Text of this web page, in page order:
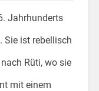
Jahrhunderts
Sie ist rebellisch
Rüti, wo sie
mit einem